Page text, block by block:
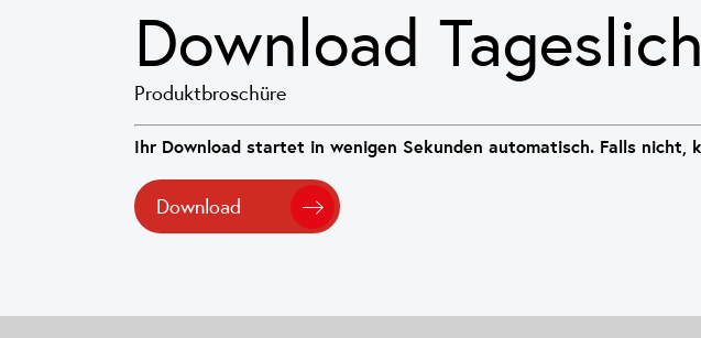
Download
Produktbroschüre
Ihr Download startet in wenigen Sekunden automatisch. Falls
Download